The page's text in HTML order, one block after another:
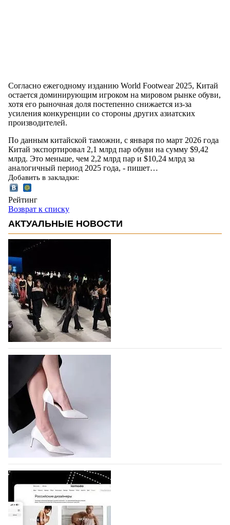
Согласно ежегодному изданию World Footwear 2025, Китай
остается доминирующим игроком на мировом рынке обуви,
хотя его рыночная доля постепенно снижается из-за
усиления конкуренции со стороны других азиатских
производителей.
По данным китайской таможни, с января по март 2026 года
Китай экспортировал 2,1 млрд пар обуви на сумму $9,42
млрд. Это меньше, чем 2,2 млрд пар и $10,24 млрд за
аналогичный период 2025 года, - пишет…
Добавить в закладки:
Рейтинг
Возврат к списку
АКТУАЛЬНЫЕ НОВОСТИ
На участие в Московской неделе моды
подано 1047 заявок
На участие в седьмой Московской неделе моды,
которая пройдет в российской столице с 26 сентября
по 1 октября, уже подано 1047 заявок. Примерно
половину из них (494) прислали дизайнеры,
коллекции которых не были представлены в…
07.08.2026 631
BALLINA представит свои новинки на Euro
Shoes
Компания BALLINA Guangzhou Lihuang Footwear